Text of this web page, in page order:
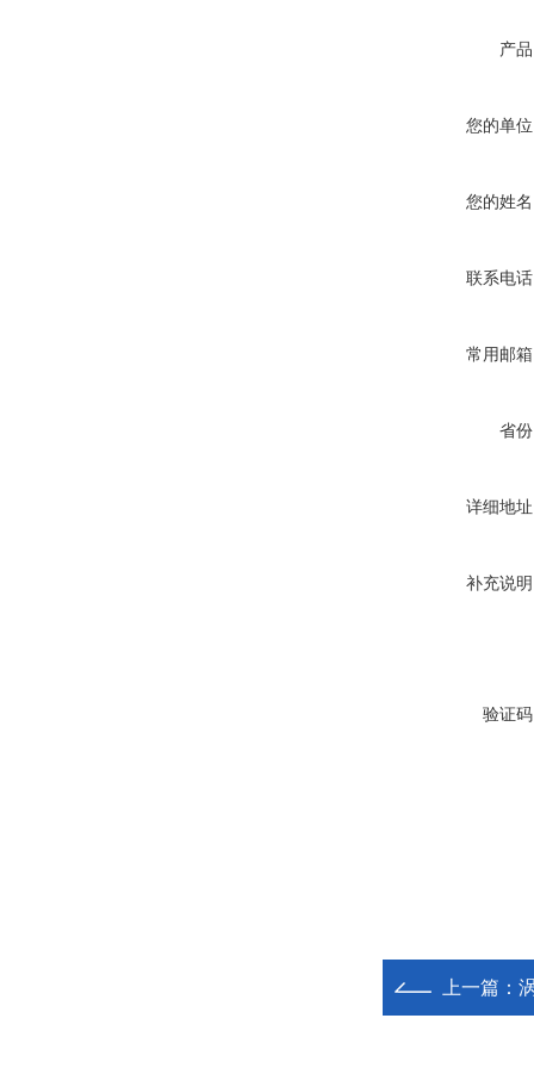
产
您的单
您的姓
联系电
常用邮
省
详细地
补充说
验证
上一篇：